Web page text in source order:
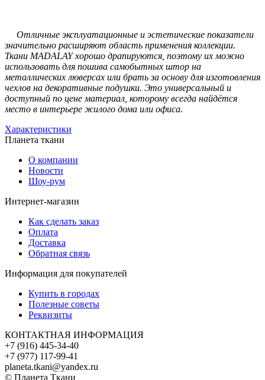
Отличные эксплуатационные и эстетические показатели
значительно расширяют область применения коллекции.
Ткани MADALAY хорошо драпируются, поэтому их можно
использовать для пошива самобытных штор на
металлических люверсах или брать за основу для изготовления
чехлов на декоративные подушки. Это универсальный и
доступный по цене материал, которому всегда найдётся
место в интерьере жилого дома или офиса.
Характеристики
Планета ткани
О компании
Новости
Шоу-рум
Интернет-магазин
Как сделать заказ
Оплата
Доставка
Обратная связь
Информация для покупателей
Купить в городах
Полезные советы
Реквизиты
КОНТАКТНАЯ ИНФОРМАЦИЯ
+7 (916) 445-34-40
+7 (977) 117-99-41
planeta.tkani@yandex.ru
© Планета Ткани